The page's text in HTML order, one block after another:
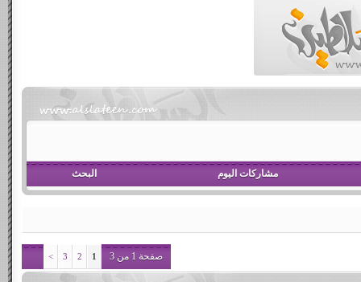
مشاركات اليوم البحث
صفحة 1 من 3 1
2
3
>